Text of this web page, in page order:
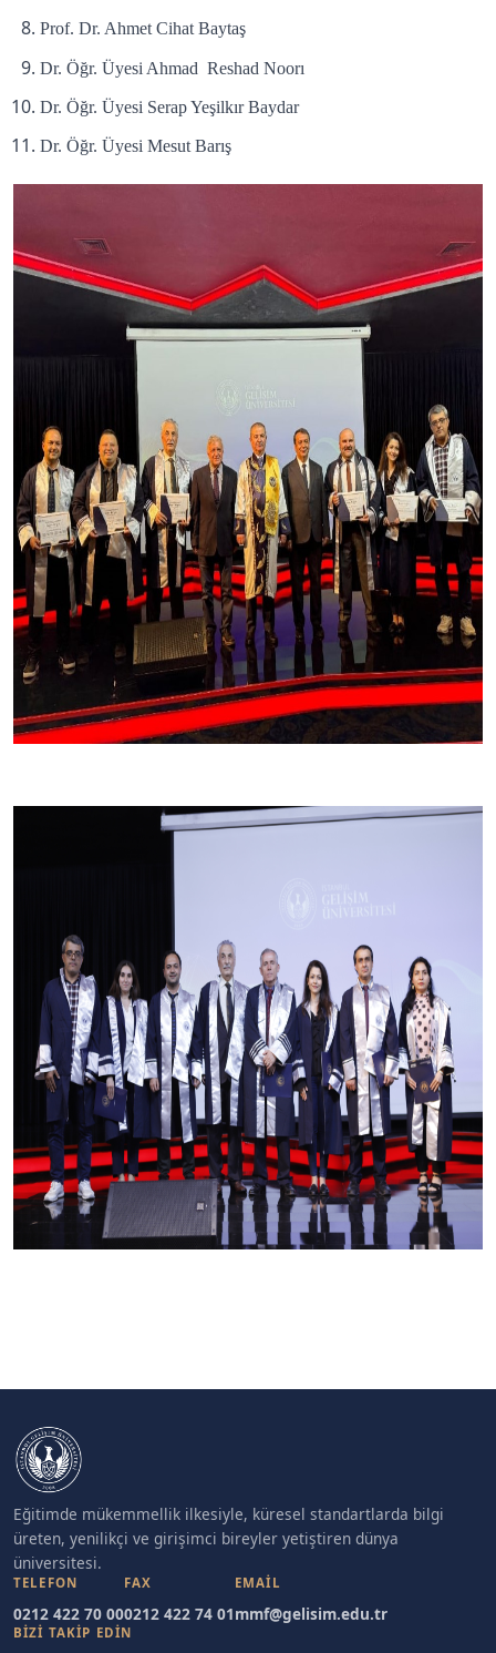
Prof. Dr. Ahmet Cihat Baytaş
Dr. Öğr. Üyesi Ahmad Reshad Noorı
Dr. Öğr. Üyesi Serap Yeşilkır Baydar
Dr. Öğr. Üyesi Mesut Barış
Eğitimde mükemmellik ilkesiyle, küresel standartlarda bilgi
üreten, yenilikçi ve girişimci bireyler yetiştiren dünya
üniversitesi.
TELEFON
0212 422 70 00
FAX
0212 422 74 01
EMAIL
mmf@gelisim.edu.tr
BİZİ TAKİP EDİN